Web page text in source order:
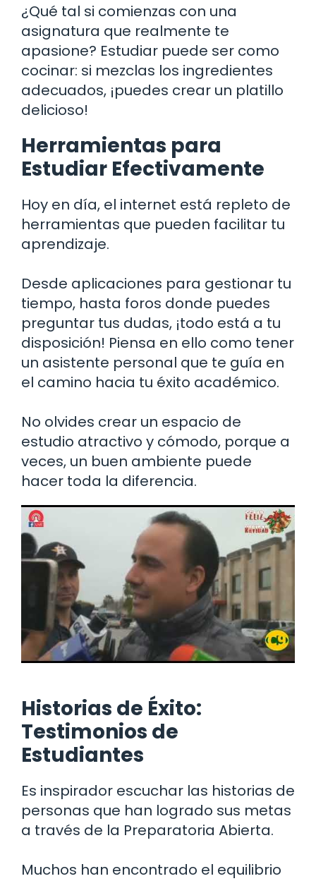
¿Qué tal si comienzas con una
asignatura que realmente te
apasione? Estudiar puede ser como
cocinar: si mezclas los ingredientes
adecuados, ¡puedes crear un platillo
delicioso!
Herramientas para
Estudiar Efectivamente
Hoy en día, el internet está repleto de
herramientas que pueden facilitar tu
aprendizaje.
Desde aplicaciones para gestionar tu
tiempo, hasta foros donde puedes
preguntar tus dudas, ¡todo está a tu
disposición! Piensa en ello como tener
un asistente personal que te guía en
el camino hacia tu éxito académico.
No olvides crear un espacio de
estudio atractivo y cómodo, porque a
veces, un buen ambiente puede
hacer toda la diferencia.
Historias de Éxito:
Testimonios de
Estudiantes
Es inspirador escuchar las historias de
personas que han logrado sus metas
a través de la Preparatoria Abierta.
Muchos han encontrado el equilibrio